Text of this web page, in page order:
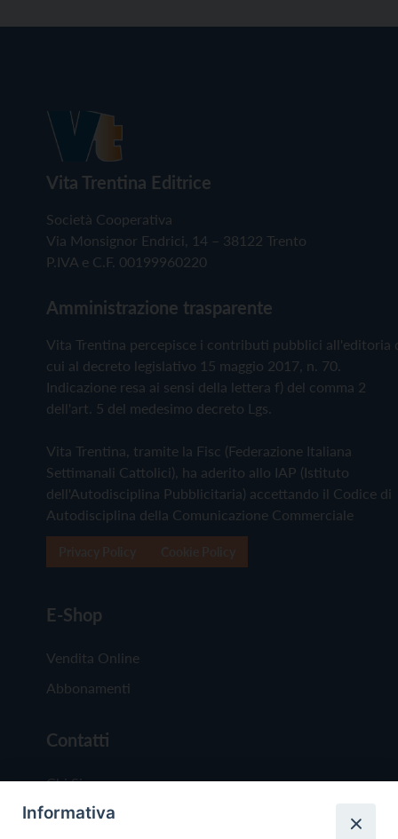
Vita Trentina Editrice
Società Cooperativa
Via Monsignor Endrici, 14 – 38122 Trento
P.IVA e C.F. 00199960220
Amministrazione trasparente
Vita Trentina percepisce i contributi pubblici all'editoria
cui al decreto legislativo 15 maggio 2017, n. 70.
Indicazione resa ai sensi della lettera f) del comma 2
dell'art. 5 del medesimo decreto Lgs.
Vita Trentina, tramite la Fisc (Federazione Italiana
Settimanali Cattolici), ha aderito allo IAP (Istituto
dell'Autodisciplina Pubblicitaria) accettando il Codice di
Autodisciplina della Comunicazione Commerciale
E-Shop
Vendita Online
Abbonamenti
Contatti
Chi Siamo
Redazione
Informativa